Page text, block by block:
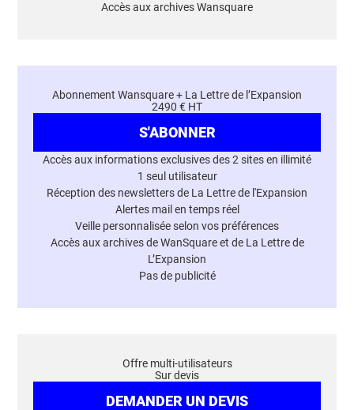
Accès aux archives Wansquare
Abonnement Wansquare + La Lettre de l’Expansion
2490 € HT
S'ABONNER
Accès aux informations exclusives des 2 sites en illimité
1 seul utilisateur
Réception des newsletters de La Lettre de l'Expansion
Alertes mail en temps réel
Veille personnalisée selon vos préférences
Accès aux archives de WanSquare et de La Lettre de
L’Expansion
Pas de publicité
Offre multi-utilisateurs
Sur devis
DEMANDER UN DEVIS